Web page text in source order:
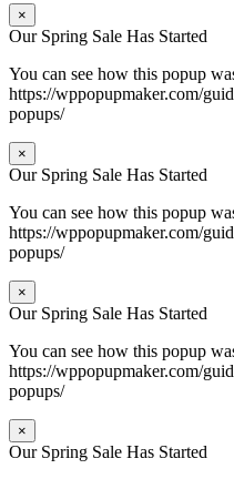
×
Our Spring Sale Has Started
You can see how this popup
https://wppopupmaker.com/
popups/
×
Our Spring Sale Has Started
You can see how this popup
https://wppopupmaker.com/
popups/
×
Our Spring Sale Has Started
You can see how this popup
https://wppopupmaker.com/
popups/
×
Our Spring Sale Has Started